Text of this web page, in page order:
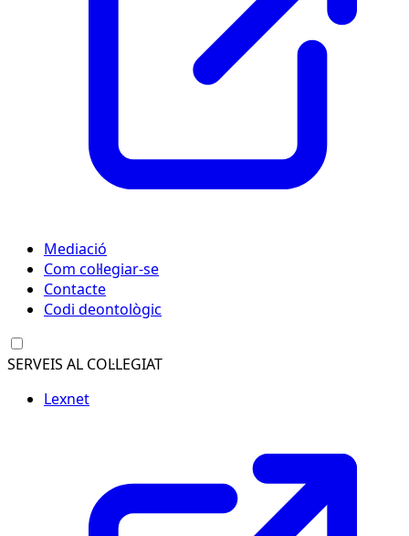
Mediació
Com col·legiar-se
Contacte
Codi deontològic
SERVEIS AL COL·LEGIAT
Lexnet